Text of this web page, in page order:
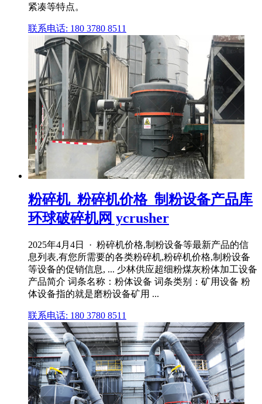
紧凑等特点。
联系电话: 180 3780 8511
粉碎机_粉碎机价格_制粉设备产品库
环球破碎机网 ycrusher
2025年4月4日 · 粉碎机价格,制粉设备等最新产品的信
息列表,有您所需要的各类粉碎机,粉碎机价格,制粉设备
等设备的促销信息, ... 少林供应超细粉煤灰粉体加工设备
产品简介 词条名称：粉体设备 词条类别：矿用设备 粉
体设备指的就是磨粉设备矿用 ...
联系电话: 180 3780 8511